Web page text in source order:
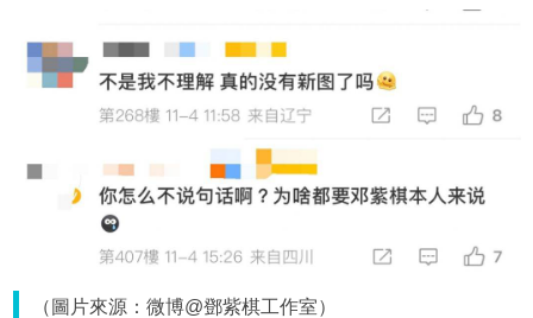
（圖片來源：微博@鄧紫棋工作室）